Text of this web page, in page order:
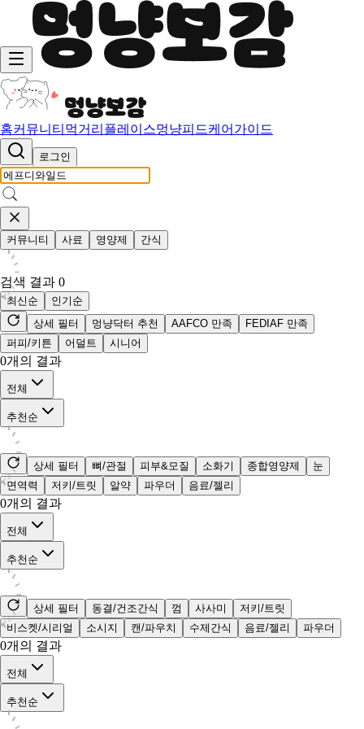
홈커뮤니티 먹거리 플레이스멍냥피드케어가이드
로그인
커뮤니티 사료 영양제 간식
검색 결과 0
최신순
인기순
상세 필터
멍냥닥터 추천 AAFCO 만족
FEDIAF 만족
퍼피/키튼
어덜트 시니어
0개의 결과
전체
추천순
상세 필터 뼈/관절 피부&모질 소화기 종합영양제
눈
면역력
저키/트릿 알약 파우더 음료/젤리
0개의 결과
전체
추천순
상세 필터 동결/건조간식 껌 사사미
저키/트릿
비스켓/시리얼
소시지 캔/파우치 수제간식 음료/젤리 파우더
0개의 결과
전체
추천순